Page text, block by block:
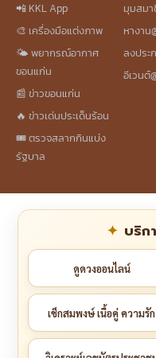
📲 KKL App
🎨 เครื่องมือแต่งภาพ
🌤️ พยากรณ์อากาศ
ขอนแก่น
📰 ข่าวขอนแก่น
🔥 ข่าวเด่นประเด็นร้อน
🎟️ ตรวจสลากกินแบ่ง
รัฐบาล
มุมสม
หางาน
ลงประ
อีเวนต์
บริก
ดูดวงออนไลน์
เช็กสมพงษ์ เนื้อคู่ ความรัก